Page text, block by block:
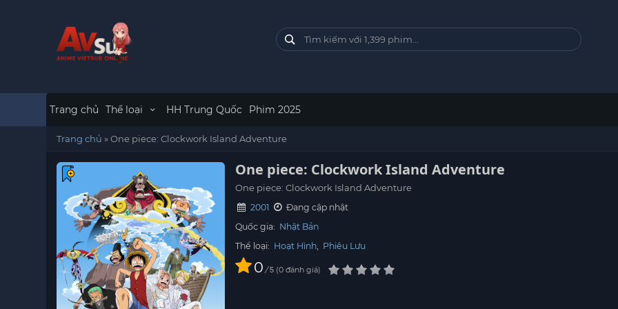
Trang chủ Thể loại HH Trung Quốc Phim 2025
Trang chủ »One piece: Clockwork Island Adventure
One piece: Clockwork Island Adventure
One piece: Clockwork Island Adventure
2001
Đang cập nhật
Quốc gia: Nhật Bản
Thể loại: Hoạt Hình, Phiêu Lưu
0 / 5 0 đánh giá